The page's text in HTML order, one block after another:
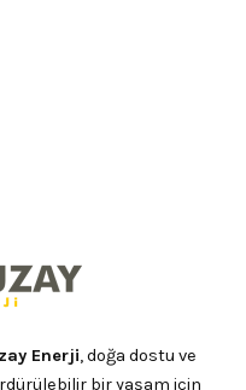
Enerji, doğa dostu ve
bir yaşam için